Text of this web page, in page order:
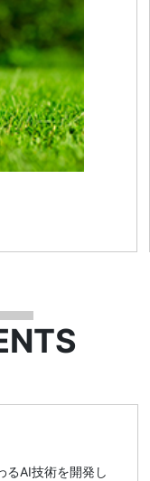
るAI技術を開発し